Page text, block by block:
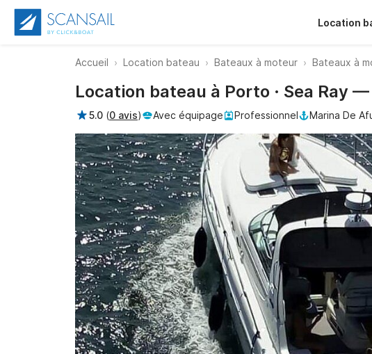
Location
Accueil Location bateau Bateaux à moteur Bateaux à
Location bateau à Porto · Sea Ray
5.0 (0 avis) Avec équipage Professionnel Marina De